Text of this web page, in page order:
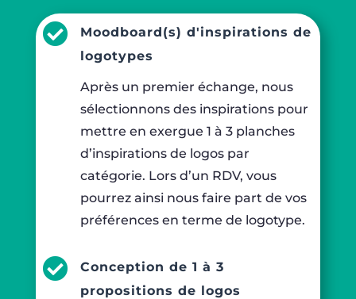

Moodboard(s) d'inspirations de
logotypes
Après un premier échange, nous
sélectionnons des inspirations pour
mettre en exergue 1 à 3 planches
d’inspirations de logos par
catégorie. Lors d’un RDV, vous
pourrez ainsi nous faire part de vos
préférences en terme de logotype.

Conception de 1 à 3
propositions de logos